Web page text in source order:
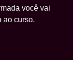
você vai
ao curso.